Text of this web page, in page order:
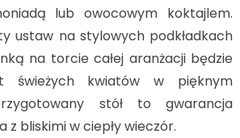
lub owocowym koktajlem.
ustaw na stylowych podkładkach
na torcie całej aranżacji będzie
świeżych kwiatów w pięknym
stół to gwarancja
z bliskimi w ciepły wieczór.